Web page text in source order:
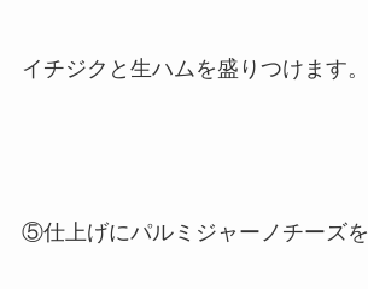
イチジクと生ハムを盛りつけます。
⑤仕上げにパルミジャーノチーズを